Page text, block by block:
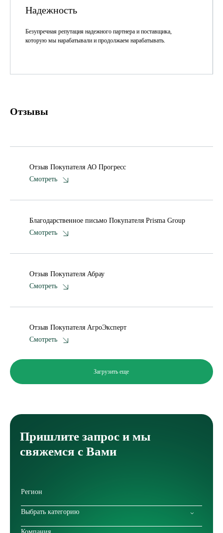
Надежность
Безупречная репутация надежного партнера и поставщика,
которую мы нарабатывали и продолжаем нарабатывать.
Отзывы
Отзыв Покупателя АО Прогресс
Смотреть
Благодарственное письмо Покупателя Prisma Group
Смотреть
Отзыв Покупателя Абрау
Смотреть
Отзыв Покупателя АгроЭксперт
Смотреть
Загрузить еще
Пришлите запрос и мы
свяжемся с Вами
Выбрать категорию